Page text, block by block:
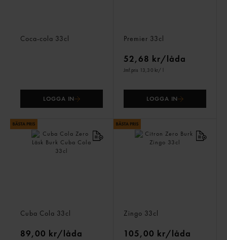
Coca-cola 33cl
LOGGA IN
Premier 33cl
52,68 kr/låda
Jmf.pris 13,30 kr/ l
LOGGA IN
Cuba Cola 33cl
89,00 kr/låda
Zingo 33cl
105,00 kr/låda